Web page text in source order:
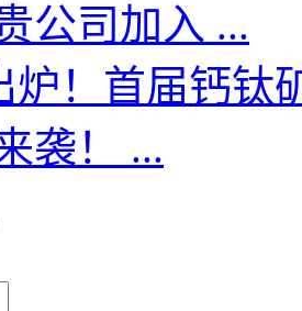
公司加入 ...
炉！首届钙钛
袭！ ...